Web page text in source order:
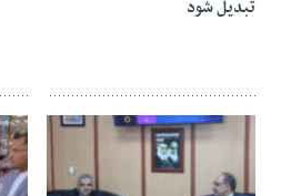
تبدیل شود